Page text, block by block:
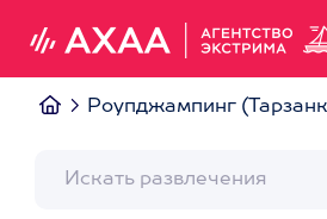
Роупджампинг